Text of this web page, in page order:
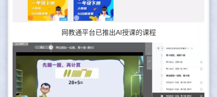
网教通平台已推出AI授课的课程